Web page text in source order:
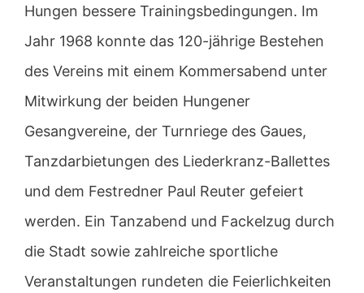
Hungen bessere Trainingsbedingungen. Im
Jahr 1968 konnte das 120-jährige Bestehen
des Vereins mit einem Kommersabend unter
Mitwirkung der beiden Hungener
Gesangvereine, der Turnriege des Gaues,
Tanzdarbietungen des Liederkranz-Ballettes
und dem Festredner Paul Reuter gefeiert
werden. Ein Tanzabend und Fackelzug durch
die Stadt sowie zahlreiche sportliche
Veranstaltungen rundeten die Feierlichkeiten